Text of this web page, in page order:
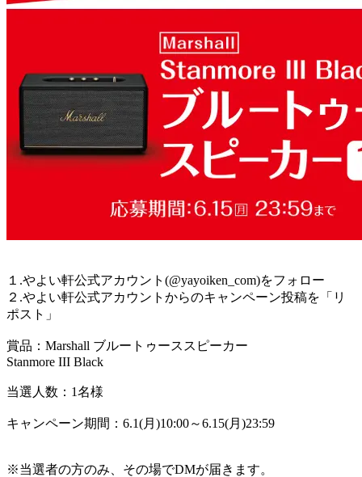
１.やよい軒公式アカウント(@yayoiken_com)をフォロー
２.やよい軒公式アカウントからのキャンペーン投稿を「リ
ポスト」
賞品：Marshall ブルートゥーススピーカー
Stanmore III Black
当選人数：1名様
キャンペーン期間：6.1(月)10:00～6.15(月)23:59
※当選者の方のみ、その場でDMが届きます。